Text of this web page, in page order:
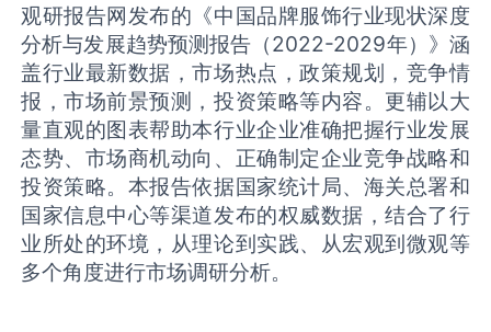
观研报告网发布的《中国品牌服饰行业现状深度
分析与发展趋势预测报告（2022-2029年）》涵
盖行业最新数据，市场热点，政策规划，竞争情
报，市场前景预测，投资策略等内容。更辅以大
量直观的图表帮助本行业企业准确把握行业发展
态势、市场商机动向、正确制定企业竞争战略和
投资策略。本报告依据国家统计局、海关总署和
国家信息中心等渠道发布的权威数据，结合了行
业所处的环境，从理论到实践、从宏观到微观等
多个角度进行市场调研分析。